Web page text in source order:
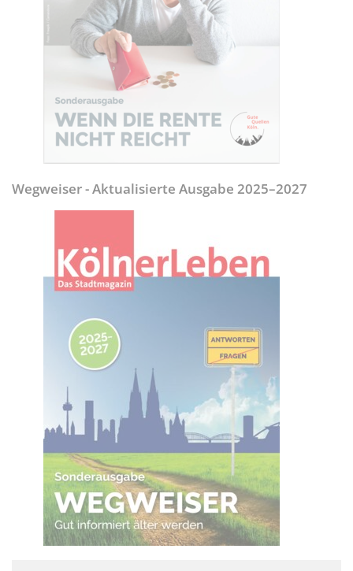
Wegweiser - Aktualisierte Ausgabe 2025–2027